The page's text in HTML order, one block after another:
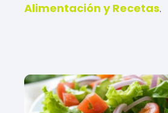
Alimentación y Recetas.